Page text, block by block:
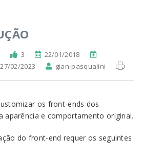
3
22/01/2018
02/2023
gian-pasqualini
os front-ends dos
aparência e comportamento original.
do front-end requer os seguintes